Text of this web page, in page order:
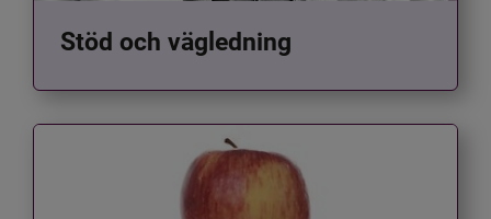
Stöd och vägledning